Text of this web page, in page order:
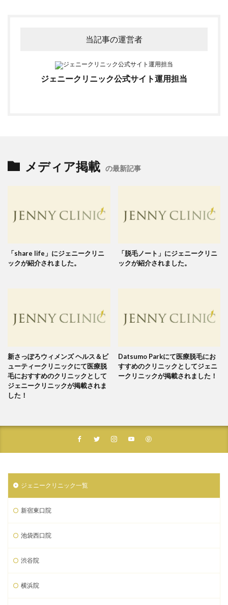
当記事の運営者
ジェニークリニック公式サイト運用担当
メディア掲載 の最新記事
「share life」にジェニークリニ
ックが紹介されました。
「脱毛ノート」にジェニークリニ
ックが紹介されました。
新さっぽろウィメンズ ヘルス＆ビ
ューティークリニックにて医療脱
毛におすすめのクリニックとして
ジェニークリニックが掲載されま
した！
Datsumo Parkにて医療脱毛にお
すすめのクリニックとしてジェニ
ークリニックが掲載されました！
ジェニークリニック一覧
新宿東口院
池袋西口院
渋谷院
横浜院